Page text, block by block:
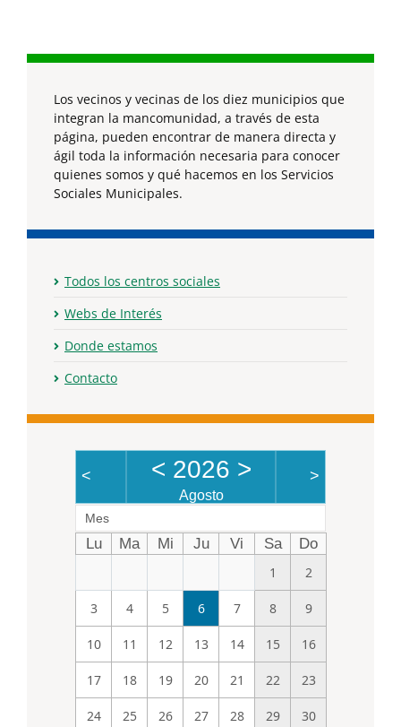
Los vecinos y vecinas de los diez municipios que
integran la mancomunidad, a través de esta
página, pueden encontrar de manera directa y
ágil toda la información necesaria para conocer
quienes somos y qué hacemos en los Servicios
Sociales Municipales.
Todos los centros sociales
Webs de Interés
Donde estamos
Contacto
< < 2026 >
Agosto
>
Mes
Lu Ma Mi Ju Vi Sa
Do
1
2
3 4 5 6 7 8 9
10 11 12 13 14 15 16
17 18 19 20 21 22 23
24 25 26 27 28 29 30